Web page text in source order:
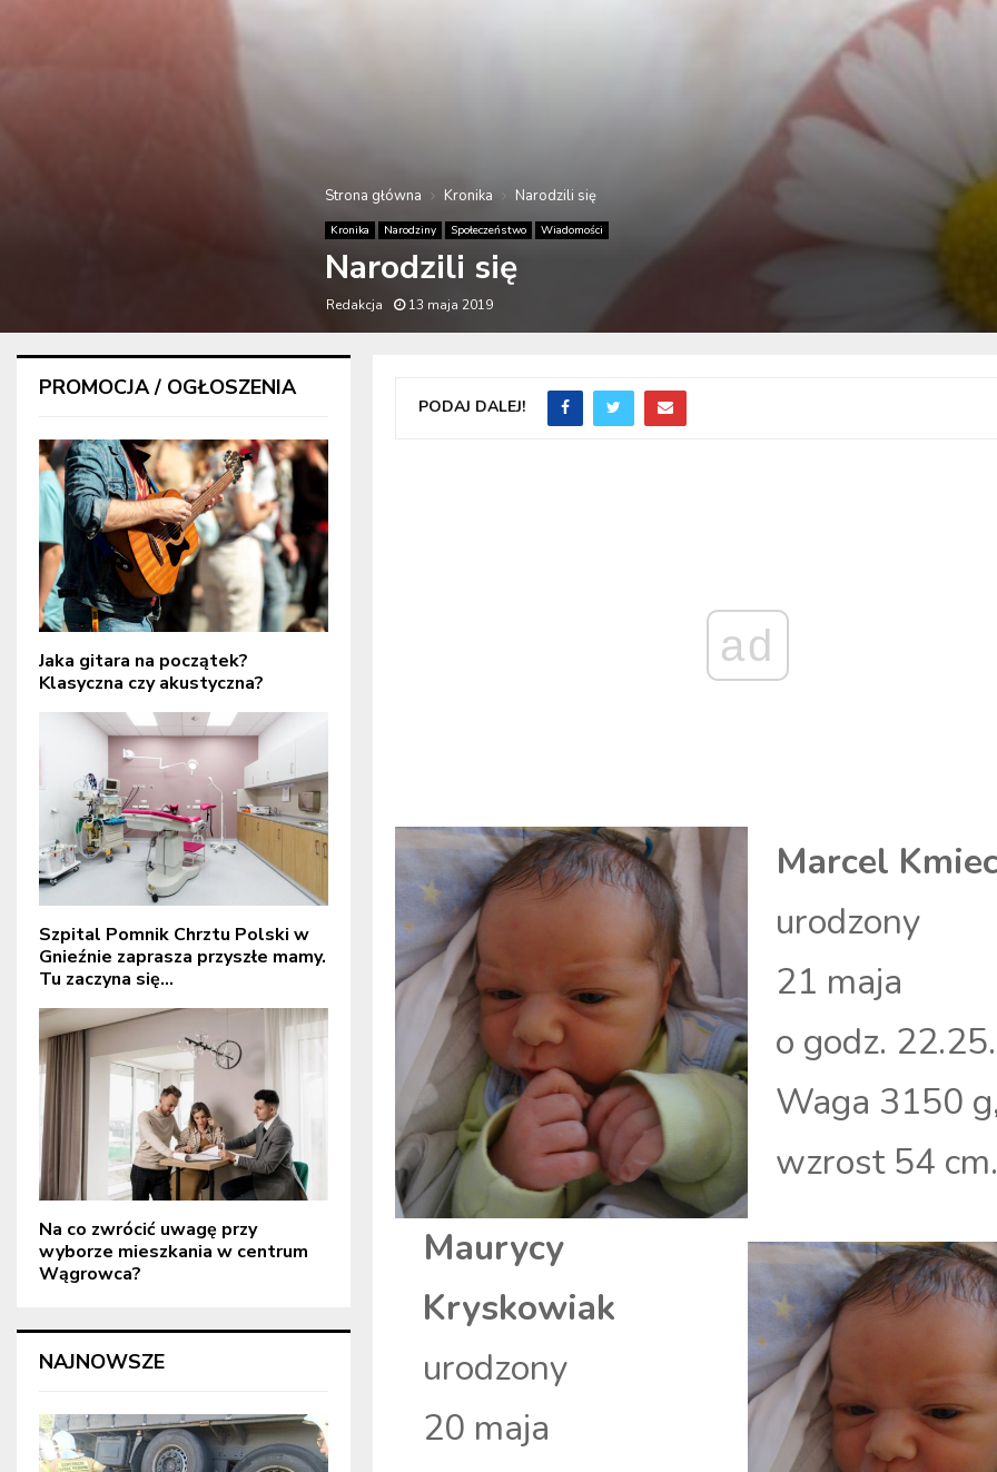
Strona główna Kronika Narodzili się
Kronika Narodziny Społeczeństwo Wiadomości
Narodzili się
Redakcja 13 maja 2019
PODAJ DALEJ!
ad
Marcel
urodzony
21 maja
o godz. 22.25.
Waga 3150
wzrost 54
Maurycy
Kryskowiak
urodzony
20 maja
PROMOCJA / OGŁOSZENIA
Jaka gitara na początek?
Klasyczna czy akustyczna?
Szpital Pomnik Chrztu Polski w
Gnieźnie zaprasza przyszłe mamy.
Tu zaczyna się...
Na co zwrócić uwagę przy
wyborze mieszkania w centrum
Wągrowca?
NAJNOWSZE